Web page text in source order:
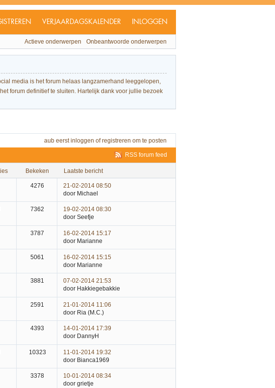
VERJAARDAGSKALENDER INLOGGEN
Actieve onderwerpen Onbeantwoorde onderwerpen
media is het forum helaas langzamerhand leeggelopen,
forum definitief te sluiten. Hartelijk dank voor jullie bezoek
aub eerstinloggen ofregistreren om te posten
RSS forum feed
bekeken laatste bericht
4276
21-02-2014 08:50
door Michael
7362
19-02-2014 08:30
door Seefje
3787
16-02-2014 15:17
door Marianne
5061
16-02-2014 15:15
door Marianne
3881
07-02-2014 21:53
door Hakkiegebakkie
2591
21-01-2014 11:06
door Ria (M.C.)
4393
14-01-2014 17:39
door DannyH
10323
11-01-2014 19:32
door Bianca1969
3378
10-01-2014 08:34
door grietje